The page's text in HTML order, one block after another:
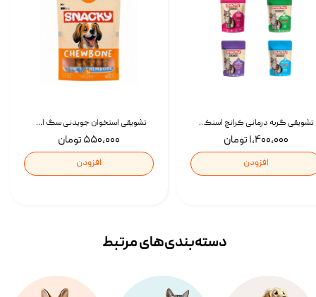
تشویقی استخوان جویدنی سگ اسنکی کرانچی با طعم مرغ Snacky Crunchy Munchy وزن 100 گرم
۵۵۰,۰۰۰ تومان
افزودن
تشویقی گربه درمانی کرانچ اسنکی با طعم میکس Snacky Crunch Cat Treats وزن 60 گرم بسته 4 عددی
۱,۴۰۰,۰۰۰ تومان
افزودن
دسته‌بندی‌‌های مرتبط